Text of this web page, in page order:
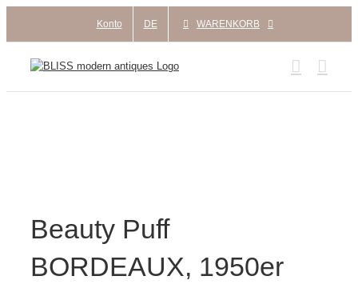
springen
Konto DE WARENKORB
Beauty Puff
BORDEAUX, 1950er